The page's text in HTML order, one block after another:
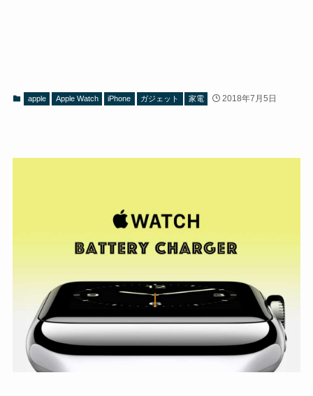
apple Apple Watch iPhone ガジェット 家電 2018年7月5日